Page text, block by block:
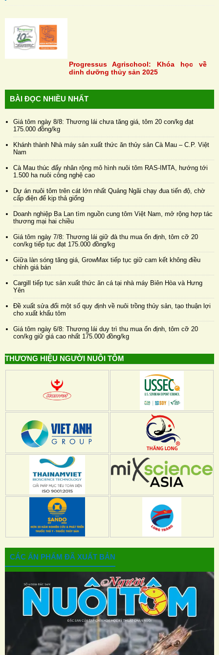
Progressus Agrischool: Khóa học về
dinh dưỡng thủy sản 2025
BÀI ĐỌC NHIỀU NHẤT
Giá tôm ngày 8/8: Thương lái chưa tăng giá, tôm 20 con/kg đạt
175.000 đồng/kg
Khánh thành Nhà máy sản xuất thức ăn thủy sản Cà Mau – C.P. Việt
Nam
Cà Mau thúc đẩy nhân rộng mô hình nuôi tôm RAS-IMTA, hướng tới
1.500 ha nuôi công nghệ cao
Dự án nuôi tôm trên cát lớn nhất Quảng Ngãi chạy đua tiến độ, chờ
cấp điện để kịp thả giống
Doanh nghiệp Ba Lan tìm nguồn cung tôm Việt Nam, mở rộng hợp tác
thương mại hai chiều
Giá tôm ngày 7/8: Thương lái giữ đà thu mua ổn định, tôm cỡ 20
con/kg tiếp tục đạt 175.000 đồng/kg
Giữa làn sóng tăng giá, GrowMax tiếp tục giữ cam kết không điều
chỉnh giá bán
Cargill tiếp tục sản xuất thức ăn cá tại nhà máy Biên Hòa và Hưng
Yên
Đề xuất sửa đổi một số quy định về nuôi trồng thủy sản, tạo thuận lợi
cho xuất khẩu tôm
Giá tôm ngày 6/8: Thương lái duy trì thu mua ổn định, tôm cỡ 20
con/kg giữ giá cao nhất 175.000 đồng/kg
THƯƠNG HIỆU NGƯỜI NUÔI TÔM
CÁC ẤN PHẨM ĐÃ XUẤT BẢN